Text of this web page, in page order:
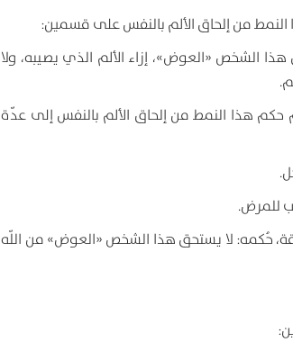
النمط من إلحاق الألم بالنفس على قسمين:
الشخص «العوض»، إزاء الألم الذي يصيبه، ولا
حكم هذا النمط من إلحاق الألم بالنفس إلى عدّة
للمرض.
حُكمه: لا يستحق هذا الشخص «العوض» من اللّه